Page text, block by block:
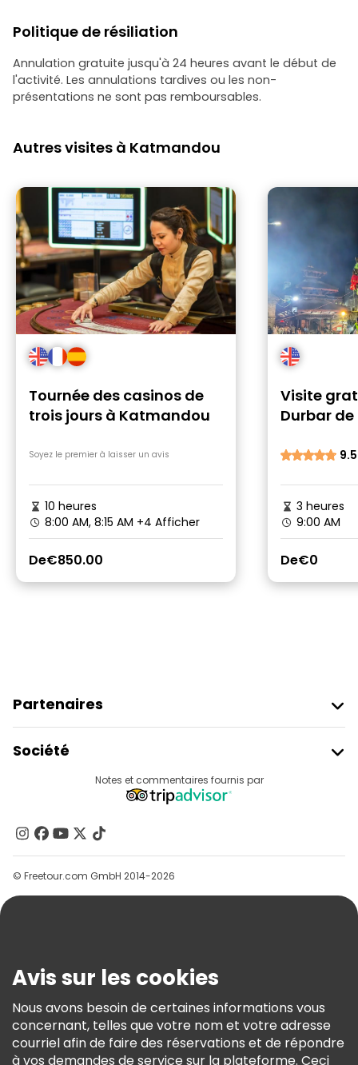
Politique de résiliation
Annulation gratuite jusqu'à 24 heures avant le début de
l'activité. Les annulations tardives ou les non-
présentations ne sont pas remboursables.
Autres visites à Katmandou
Tournée des casinos de
trois jours à Katmandou
Soyez le premier à laisser un avis
10 heures
8:00 AM, 8:15 AM +4 Afficher
De€850.00
Visite
Durbar
9.5
3 heures
9:00 AM
De€0
Partenaires
Connexion Du Fournisseur
Programme D’affiliation
Société
Contactez-Nous
Groupes
Aide
Conditions Générales Et Mentions Légales
Politique En Matière De Cookies
Freetour Prix
Notes et commentaires fournis par
© Freetour.com GmbH 2014-2026
Avis sur les cookies
Nous avons besoin de certaines informations vous
concernant, telles que votre nom et votre adresse
courriel afin de faire des réservations et de répondre
à vos demandes de service sur la plateforme. Ceci